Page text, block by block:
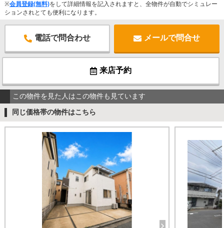
※会員登録(無料)をして詳細情報を記入されますと、全物件が自動でシミュレー
ションされとても便利になります。
電話で問合わせ メールで問合せ
来店予約
この物件を見た人はこの物件も見ています
同じ価格帯の物件はこちら